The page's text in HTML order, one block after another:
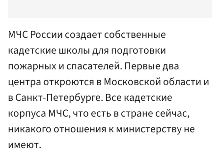
МЧС России создает собственные
кадетские школы для подготовки
пожарных и спасателей. Первые два
центра откроются в Московской области и
в Санкт-Петербурге. Все кадетские
корпуса МЧС, что есть в стране сейчас,
никакого отношения к министерству не
имеют.